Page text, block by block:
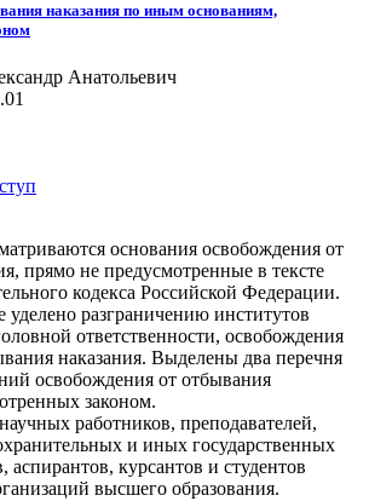
наказания по иным основаниям,
Анатольевич
основания освобождения от
прямо не предусмотренные в тексте
кодекса Российской Федерации.
разграничению институтов
ответственности, освобождения
наказания. Выделены два перечня
освобождения от отбывания
законом.
работников, преподавателей,
и иных государственных
аспирантов, курсантов и студентов
высшего образования.